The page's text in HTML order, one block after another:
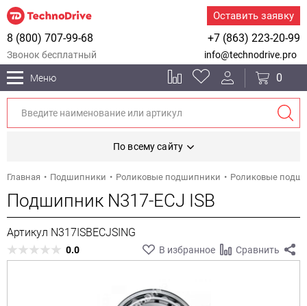
Оставить заявку
+7 (863) 223-20-99
8 (800) 707-99-68
Звонок бесплатный info@technodrive.pro
Меню 0
По всему сайту
Главная Подшипники Роликовые подшипники Роликовые
Подшипник N317-ECJ ISB
Артикул N317ISBECJSING
0.0 В избранное Сравнить